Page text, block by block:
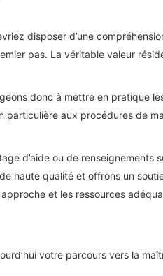
disposer d’une
pas. La véritable valeur
donc à mettre en pratique
particulière aux procédures de
d’aide ou de
haute qualité et offrons un
et les ressources
votre parcours vers la